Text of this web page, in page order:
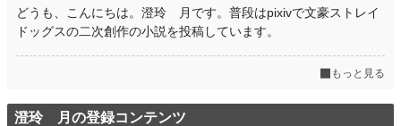
どうも、こんにちは。澄玲 月です。普段はpixivで文豪ストレイ
ドッグスの二次創作の小説を投稿しています。
もっと見る
澄玲 月の登録コンテンツ